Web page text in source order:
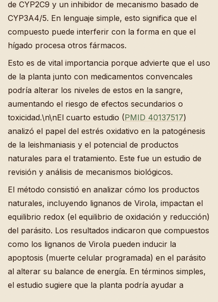
de CYP2C9 y un inhibidor de mecanismo basado de
CYP3A4/5. En lenguaje simple, esto significa que el
compuesto puede interferir con la forma en que el
hígado procesa otros fármacos.
Esto es de vital importancia porque advierte que el uso
de la planta junto con medicamentos convencales
podría alterar los niveles de estos en la sangre,
aumentando el riesgo de efectos secundarios o
toxicidad.\n\nEl cuarto estudio (PMID 40137517)
analizó el papel del estrés oxidativo en la patogénesis
de la leishmaniasis y el potencial de productos
naturales para el tratamiento. Este fue un estudio de
revisión y análisis de mecanismos biológicos.
El método consistió en analizar cómo los productos
naturales, incluyendo lignanos de Virola, impactan el
equilibrio redox (el equilibrio de oxidación y reducción)
del parásito. Los resultados indicaron que compuestos
como los lignanos de Virola pueden inducir la
apoptosis (muerte celular programada) en el parásito
al alterar su balance de energía. En términos simples,
el estudio sugiere que la planta podría ayudar a